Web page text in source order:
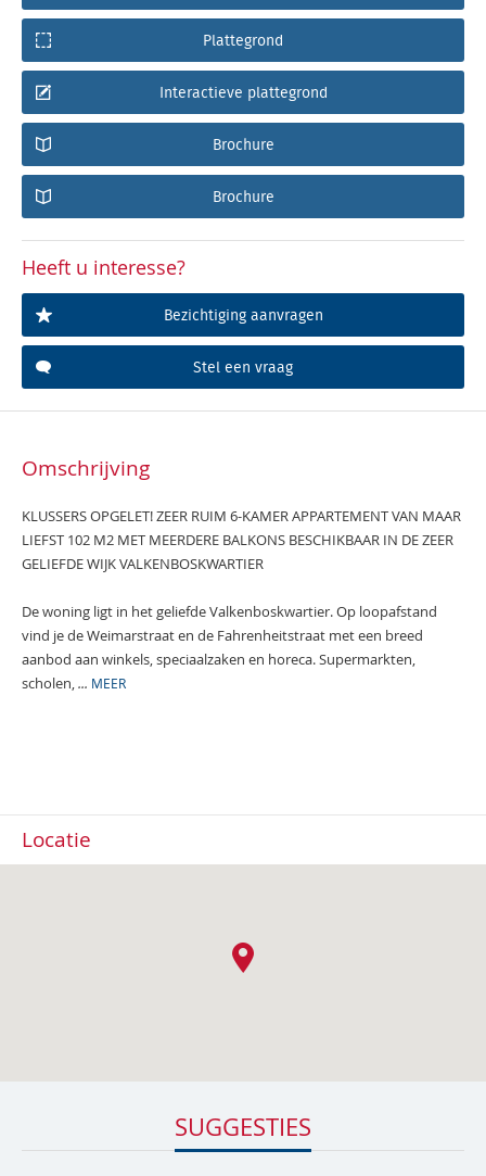
Plattegrond
Interactieve plattegrond
Brochure
Brochure
Heeft u interesse?
Bezichtiging aanvragen
Stel een vraag
Omschrijving
KLUSSERS OPGELET! ZEER RUIM 6-KAMER APPARTEMENT VAN MAAR
LIEFST 102 M2 MET MEERDERE BALKONS BESCHIKBAAR IN DE ZEER
GELIEFDE WIJK VALKENBOSKWARTIER
De woning ligt in het geliefde Valkenboskwartier. Op loopafstand
vind je de Weimarstraat en de Fahrenheitstraat met een breed
aanbod aan winkels, speciaalzaken en horeca. Supermarkten,
scholen,... MEER
Locatie
SUGGESTIES